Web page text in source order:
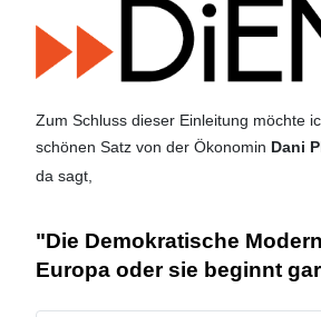
Zum Schluss dieser Einleitung möchte
schönen Satz von der Ökonomin Dani
da sagt,
"Die Demokratische
Europa oder sie beginnt